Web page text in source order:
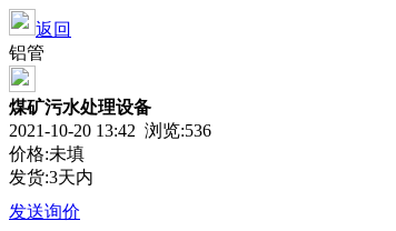
返回
铝管
煤矿污水处理设备
2021-10-20 13:42 浏览:536
价格:未填
发货:3天内
发送询价